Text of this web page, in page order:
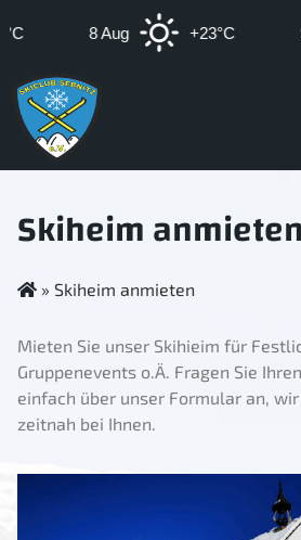
8 Aug +23°C
Skiheim anmieten
» Skiheim anmieten
Mieten Sie unser Skihieim für
Gruppenevents o.Ä. Fragen Sie
einfach über unser Formular an,
zeitnah bei Ihnen.